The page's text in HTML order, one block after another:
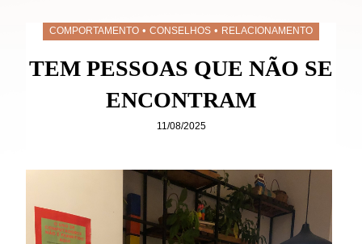
COMPORTAMENTO • CONSELHOS • RELACIONAMENTO
TEM PESSOAS QUE NÃO SE
ENCONTRAM
11/08/2025